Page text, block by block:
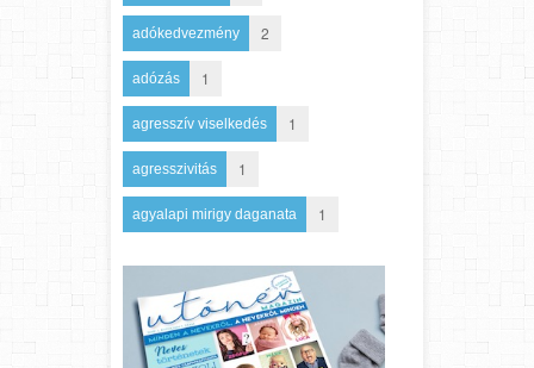
adókedvezmény 2
adózás 1
agresszív viselkedés 1
agresszivitás 1
agyalapi mirigy daganata 1